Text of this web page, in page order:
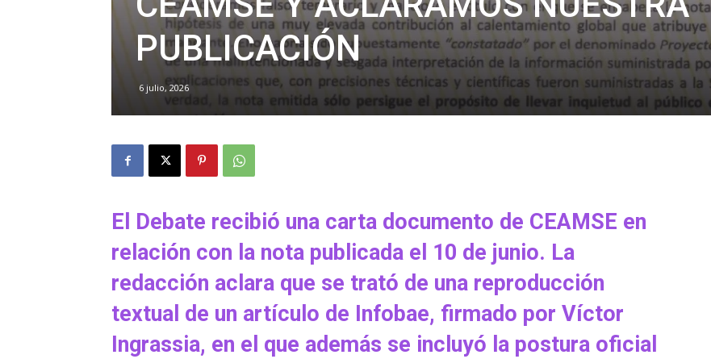
PUBLICACIÓN
6 julio, 2026
El Debate recibió una carta documento de CEAMSE en
relación con la nota publicada el 10 de junio. La
redacción aclara que se trató de una reproducción
textual de un artículo de Infobae, firmado por Víctor
Ingrassia, en el que además se incluyó la postura oficial